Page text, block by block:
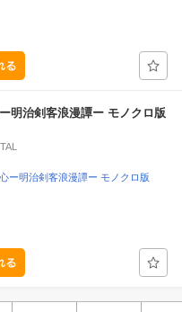
明治剣客浪漫譚ー モノクロ版
ー明治剣客浪漫譚ー モノクロ版